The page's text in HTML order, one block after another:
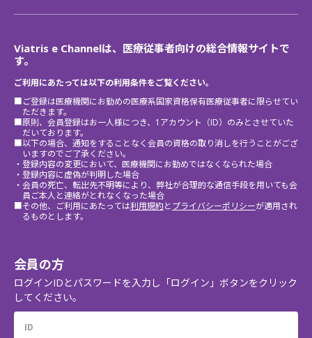
Viatris e Channelは、医療従事者向けの総合情報サイトで
す。
ご利用にあたっては以下の利用条件をご覧ください。
■ご登録は医療機関にお勤めの医療系国家資格保有医療従事者に限らせてい
ただきます。
■原則、会員登録はお一人様につき、1アカウント（ID）のみとさせていた
だいております。
■以下の場合、通知をすることなく会員の資格の取り消しを行うことがござ
いますのでご了承ください。
・登録内容の変更において、医療機関にお勤めではなくなられた場合
・登録内容に虚偽が判明した場合
・会員の死亡、転出先不明等により、弊社が合理的な通信手段を用いても会
員ご本人と連絡がとれなくなった場合
■その他、ご利用にあたっては利用規約とプライバシーポリシーが適用され
るものとします。
会員の方
ログインIDとパスワードを入力し「ログイン」ボタンをクリック
してください。